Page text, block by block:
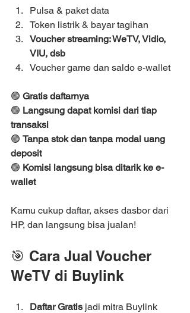
Pulsa & paket data
Token listrik & bayar tagihan
Voucher streaming: WeTV, Vidio,
VIU, dsb
Voucher game dan saldo e-wallet
🟢 Gratis daftarnya
🟢 Langsung dapat komisi dari tiap
transaksi
🟢 Tanpa stok dan tanpa modal uang
deposit
🟢 Komisi langsung bisa ditarik ke e-
wallet
Kamu cukup daftar, akses dasbor dari
HP, dan langsung bisa jualan!
🎯 Cara Jual Voucher
WeTV di Buylink
Daftar Gratis jadi mitra Buylink